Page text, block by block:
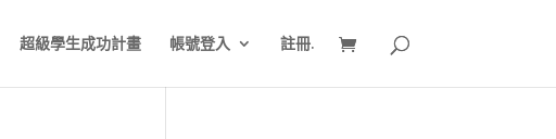
超級學生成功計畫 帳號登入 註冊.